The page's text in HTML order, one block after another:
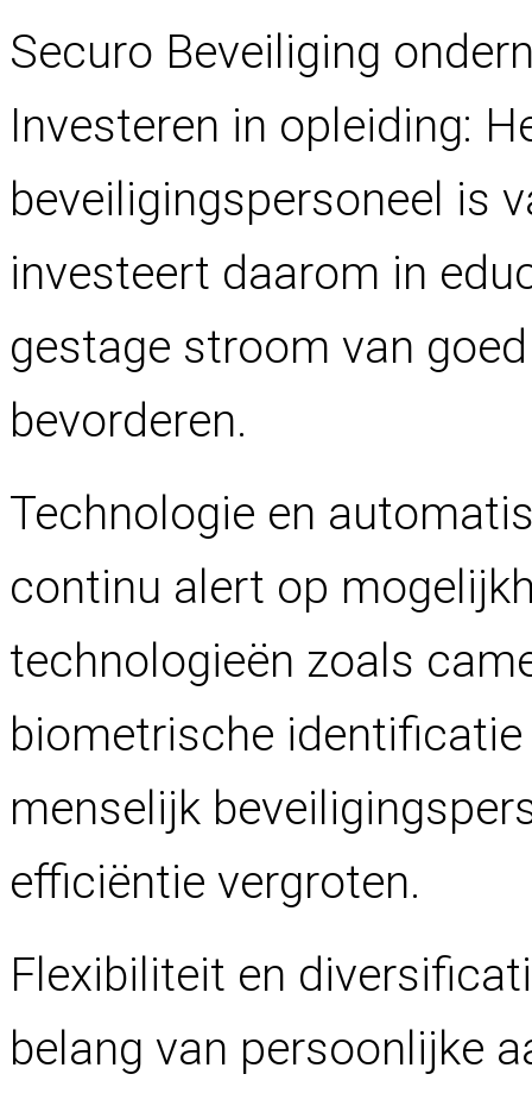
Securo Beveiliging
Investeren in opleiding:
beveiligingspersoneel is
investeert daarom in
gestage stroom van
bevorderen.
Technologie en
continu alert op
technologieën zoals
biometrische
menselijk
efficiëntie vergroten.
Flexibiliteit en
belang van persoonlijke